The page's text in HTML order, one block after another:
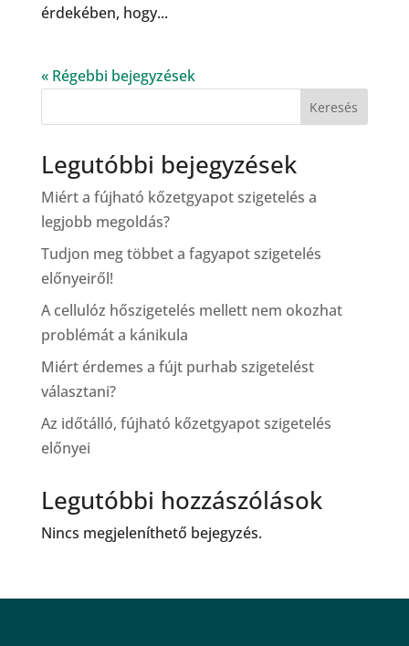
érdekében, hogy...
« Régebbi bejegyzések
Keresés
Legutóbbi bejegyzések
Miért a fújható kőzetgyapot szigetelés a
legjobb megoldás?
Tudjon meg többet a fagyapot szigetelés
előnyeiről!
A cellulóz hőszigetelés mellett nem okozhat
problémát a kánikula
Miért érdemes a fújt purhab szigetelést
választani?
Az időtálló, fújható kőzetgyapot szigetelés
előnyei
Legutóbbi hozzászólások
Nincs megjeleníthető bejegyzés.